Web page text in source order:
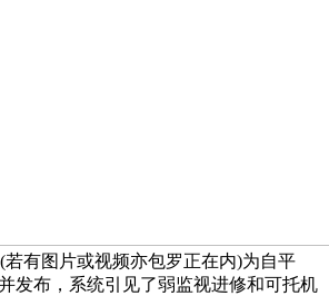
有图片或视频亦包罗正在内)为自平
发布，系统引见了弱监视进修和可托机